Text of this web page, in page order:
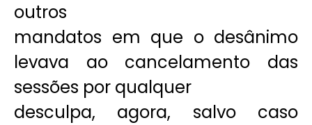
outros
mandatos em que o desânimo
levava ao cancelamento das
sessões por qualquer
desculpa, agora, salvo caso